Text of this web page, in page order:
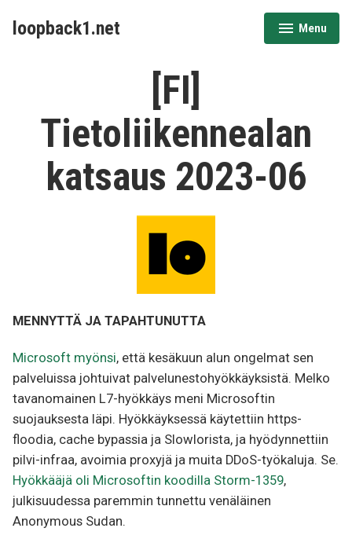
loopback1.net Menu
expanded
collapsed
[FI]
Tietoliikennealan
katsaus 2023-06
MENNYTTÄ JA TAPAHTUNUTTA
Microsoft myönsi, että kesäkuun alun ongelmat sen
palveluissa johtuivat palvelunestohyökkäyksistä. Melko
tavanomainen L7-hyökkäys meni Microsoftin
suojauksesta läpi. Hyökkäyksessä käytettiin https-
floodia, cache bypassia ja Slowlorista, ja hyödynnettiin
pilvi-infraa, avoimia proxyjä ja muita DDoS-työkaluja. Se.
Hyökkääjä oli Microsoftin koodilla Storm-1359,
julkisuudessa paremmin tunnettu venäläinen
Anonymous Sudan.